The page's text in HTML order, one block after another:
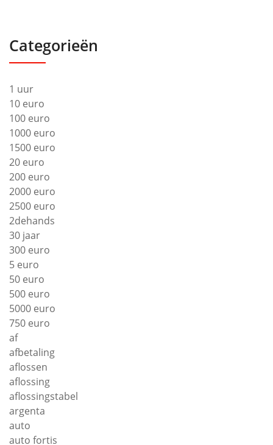
Categorieën
1 uur
10 euro
100 euro
1000 euro
1500 euro
20 euro
200 euro
2000 euro
2500 euro
2dehands
30 jaar
300 euro
5 euro
50 euro
500 euro
5000 euro
750 euro
af
afbetaling
aflossen
aflossing
aflossingstabel
argenta
auto
auto fortis